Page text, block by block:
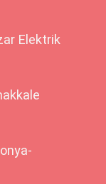
Elektrik